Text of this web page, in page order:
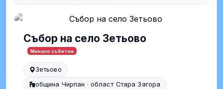
Събор на село Зетьово
Минало събитие
Зетьово
община Чирпан · област Стара Загора